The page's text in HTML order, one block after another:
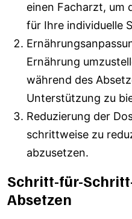
einen Facharzt, um
für Ihre individuelle
Ernährung
während des
Unterstützung zu
Reduzierung der
schrittweise zu
abzusetzen.
Schritt-für-
Absetzen